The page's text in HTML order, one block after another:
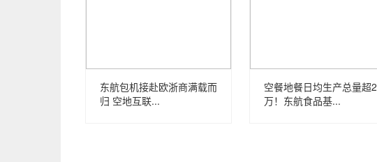
东航包机接赴欧浙商满载而
归 空地互联...
空餐地餐日均生产总量超2
万！东航食品基...